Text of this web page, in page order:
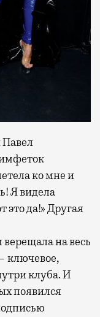
Павел
ко мне и
Я видела
это да!» Другая
на весь
ключевое,
клуба. И
появился